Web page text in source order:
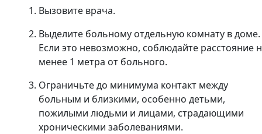
Вызовите врача.
Выделите больному отдельную комнату в доме.
Если это невозможно, соблюдайте расстояние
менее 1 метра от больного.
Ограничьте до минимума контакт между
больным и близкими, особенно детьми,
пожилыми людьми и лицами, страдающими
хроническими заболеваниями.